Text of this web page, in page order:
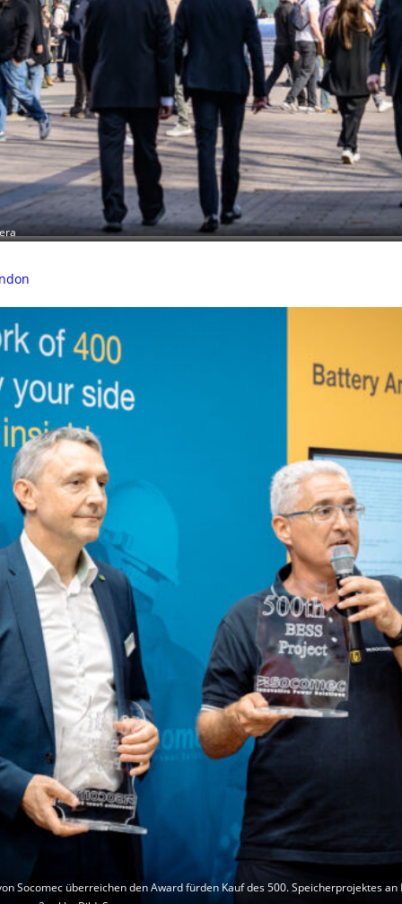
Socomec überreichen den Award fürden Kauf des 500. Speicherprojektes